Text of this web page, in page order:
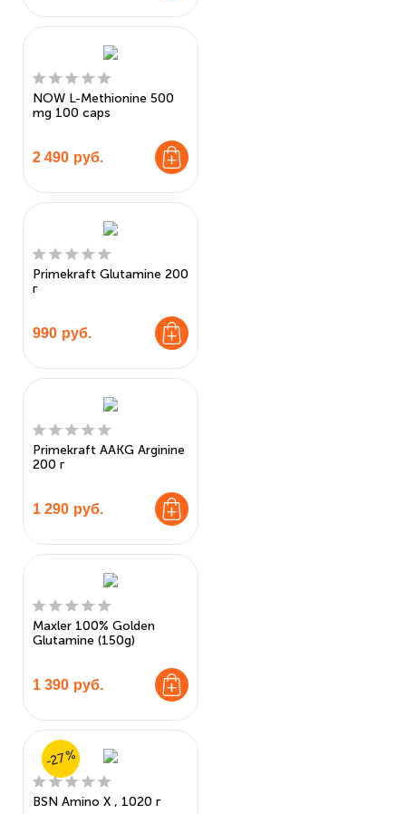
NOW L-Methionine 500
mg 100 caps
2 490 руб.
Primekraft Glutamine 200
г
990 руб.
Primekraft AAKG Arginine
200 г
1 290 руб.
Maxler 100% Golden
Glutamine (150g)
1 390 руб.
BSN Amino X , 1020 г
-27%